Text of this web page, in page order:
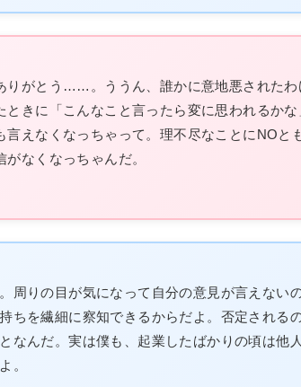
りがとう……。ううん、誰かに意地悪された
ときに「こんなこと言ったら変に思われるか
言えなくなっちゃって。理不尽なことにNO
がなくなっちゃんだ。
周りの目が気になって自分の意見が言えない
ちを繊細に察知できるからだよ。否定される
なんだ。実は僕も、起業したばかりの頃は他
。